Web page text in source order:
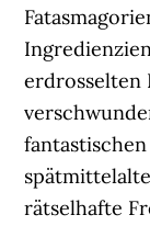
erdrosselten
rätselhafte